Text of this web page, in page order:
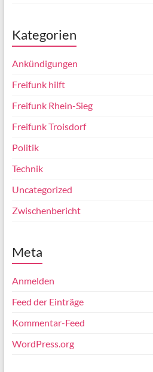
Kategorien
Ankündigungen
Freifunk hilft
Freifunk Rhein-Sieg
Freifunk Troisdorf
Politik
Technik
Uncategorized
Zwischenbericht
Meta
Anmelden
Feed der Einträge
Kommentar-Feed
WordPress.org